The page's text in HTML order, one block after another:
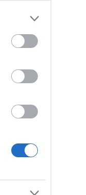
júl. 18.
- egyre